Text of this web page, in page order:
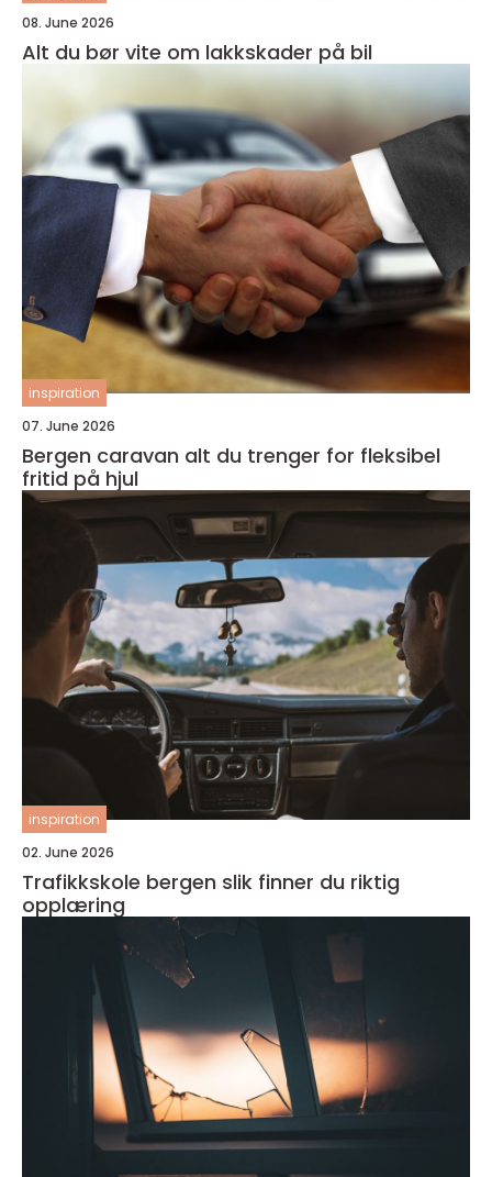
08. June 2026
Alt du bør vite om lakkskader på bil
inspiration
07. June 2026
Bergen caravan alt du trenger for fleksibel
fritid på hjul
inspiration
02. June 2026
Trafikkskole bergen slik finner du riktig
opplæring